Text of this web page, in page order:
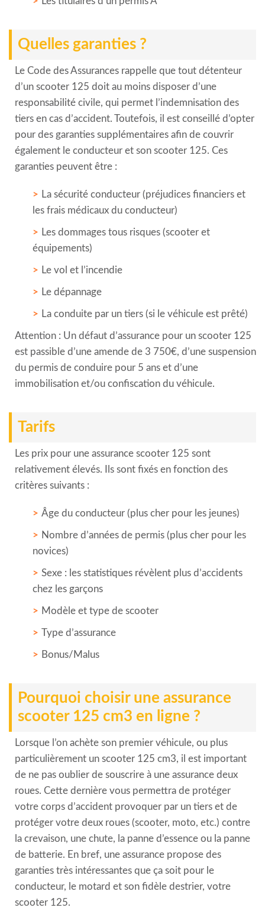
Quelles garanties ?
Le Code des Assurances rappelle que tout détenteur
d’un scooter 125 doit au moins disposer d’une
responsabilité civile, qui permet l’indemnisation des
tiers en cas d’accident. Toutefois, il est conseillé d’opter
pour des garanties supplémentaires afin de couvrir
également le conducteur et son scooter 125. Ces
garanties peuvent être :
La sécurité conducteur (préjudices financiers et
les frais médicaux du conducteur)
Les dommages tous risques (scooter et
équipements)
Le vol et l’incendie
Le dépannage
La conduite par un tiers (si le véhicule est prêté)
Attention : Un défaut d’assurance pour un scooter 125
est passible d’une amende de 3 750€, d’une suspension
du permis de conduire pour 5 ans et d’une
immobilisation et/ou confiscation du véhicule.
Tarifs
Les prix pour une assurance scooter 125 sont
relativement élevés. Ils sont fixés en fonction des
critères suivants :
Âge du conducteur (plus cher pour les jeunes)
Nombre d’années de permis (plus cher pour les
novices)
Sexe : les statistiques révèlent plus d’accidents
chez les garçons
Modèle et type de scooter
Type d’assurance
Bonus/Malus
Pourquoi choisir une assurance
scooter 125 cm3 en ligne ?
Lorsque l’on achète son premier véhicule, ou plus
particulièrement un scooter 125 cm3, il est important
de ne pas oublier de souscrire à une assurance deux
roues. Cette dernière vous permettra de protéger
votre corps d’accident provoquer par un tiers et de
protéger votre deux roues (scooter, moto, etc.) contre
la crevaison, une chute, la panne d’essence ou la panne
de batterie. En bref, une assurance propose des
garanties très intéressantes que ça soit pour le
conducteur, le motard et son fidèle destrier, votre
scooter 125.